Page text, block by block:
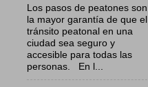
Los pasos de peatones son
la mayor garantía de que el
tránsito peatonal en una
ciudad sea seguro y
accesible para todas las
personas. En l...